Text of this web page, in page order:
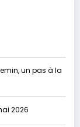
un pas à la
2026